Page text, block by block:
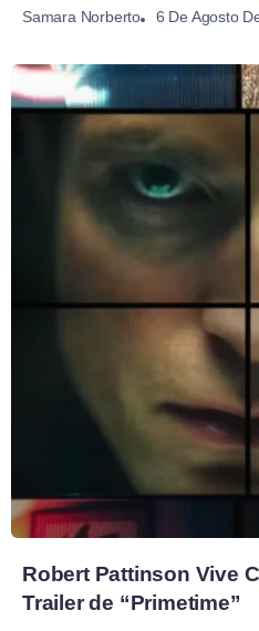
Samara Norberto 6 De Agosto
Robert Pattinson Vive
Trailer de “Primetime”